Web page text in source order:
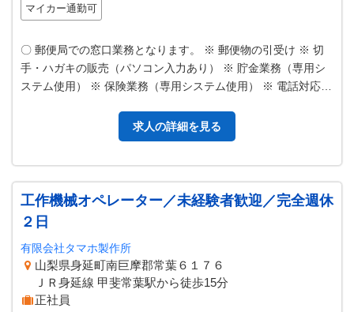
マイカー通勤可
〇 郵便局での窓口業務となります。 ※ 郵便物の引受け ※ 切
手・ハガキの販売（パソコン入力あり） ※ 貯金業務（専用シ
ステム使用） ※ 保険業務（専用システム使用） ※ 電話対応
求人の詳細を見る
工作機械オペレーター／未経験者歓迎／完全週休
２日
有限会社タマホ製作所
山梨県身延町南巨摩郡常葉６１７６
ＪＲ身延線 甲斐常葉駅から徒歩15分
正社員